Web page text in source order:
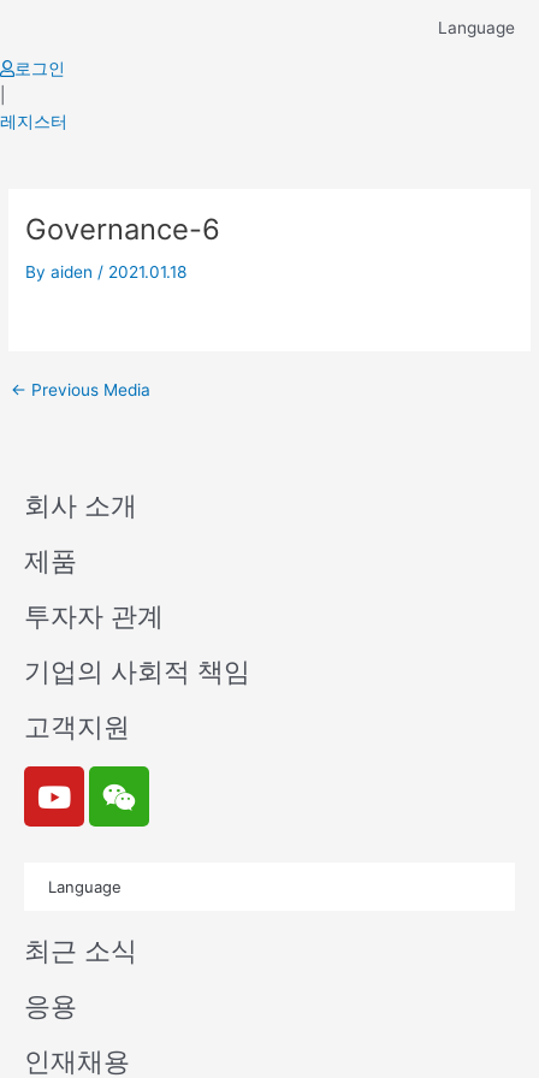
content
Language
로그인
레지스터
Governance-6
Byaiden / 2021.01.18
navigation
← Previous Media
회사 소개
제품
투자자 관계
기업의 사회적 책임
고객지원
Y
o
u
e
W
e
i
n
Language
최근 소식
응용
인재채용